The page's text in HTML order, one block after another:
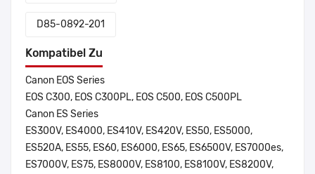
D85-0892-201
Kompatibel Zu
Canon EOS Series
EOS C300, EOS C300PL, EOS C500, EOS C500PL
Canon ES Series
ES300V, ES4000, ES410V, ES420V, ES50, ES5000,
ES520A, ES55, ES60, ES6000, ES65, ES6500V, ES7000es,
ES7000V, ES75, ES8000V, ES8100, ES8100V, ES8200V,